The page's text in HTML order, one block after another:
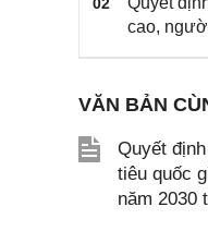
02
cao,
VĂN BẢN
Quyết
tiêu quốc
năm 2030